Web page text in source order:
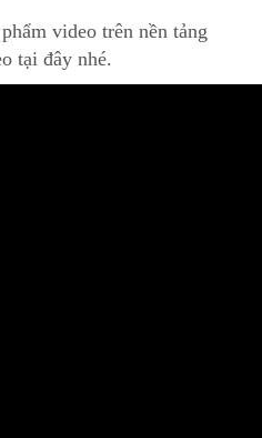
video trên nền tảng
tại đây nhé.